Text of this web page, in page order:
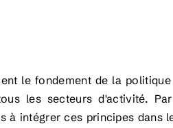
le fondement de la
les secteurs d'activité.
à intégrer ces principes dans